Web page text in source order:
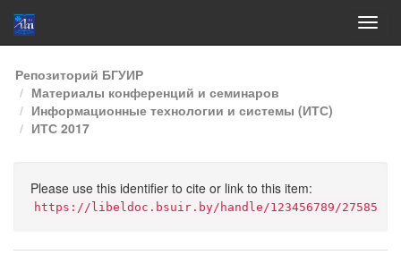
Skip
navigation
Репозиторий БГУИР
Материалы конференций и семинаров
Информационные технологии и системы (ИТС)
ИТС 2017
Please use this identifier to cite or link to this item:
https://libeldoc.bsuir.by/handle/123456789/27585